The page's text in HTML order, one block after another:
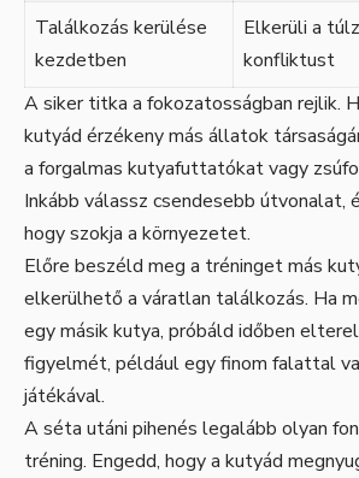
Találkozás kerülése
kezdetben
Elkerüli a
konfliktust
A siker titka a fokozatosságban rejlik.
kutyád érzékeny más állatok
a forgalmas kutyafuttatókat vagy
Inkább válassz csendesebb útvonalat,
hogy szokja a környezetet.
Előre beszéld meg a tréninget más
elkerülhető a váratlan találkozás. Ha
egy másik kutya, próbáld időben
figyelmét, például egy finom falattal
játékával.
A séta utáni pihenés legalább olyan
tréning. Engedd, hogy a kutyád